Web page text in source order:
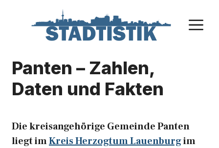
Panten – Zahlen,
Daten und Fakten
Die kreisangehörige Gemeinde Panten
liegt imKreis Herzogtum Lauenburgim